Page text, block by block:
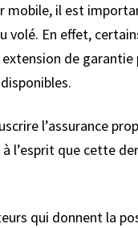
mobile, il est
volé. En effet,
de
l’assurance
l’esprit que cette
qui donnent la